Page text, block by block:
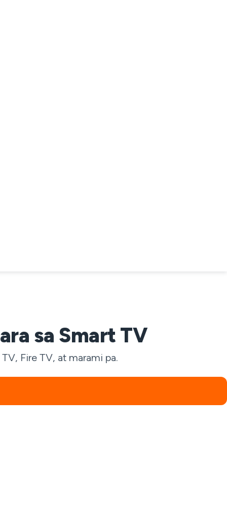
sa Smart TV
Fire TV, at marami pa.